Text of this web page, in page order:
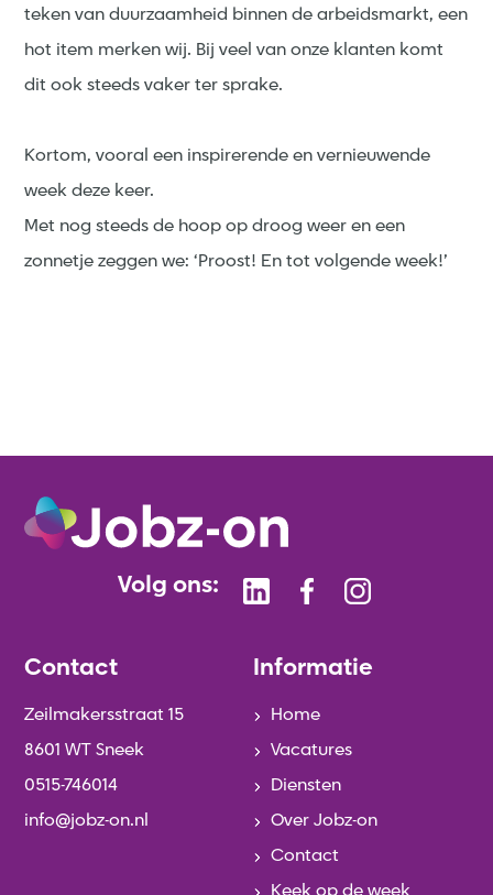
teken van duurzaamheid binnen de arbeidsmarkt, een
hot item merken wij. Bij veel van onze klanten komt
dit ook steeds vaker ter sprake.
Kortom, vooral een inspirerende en vernieuwende
week deze keer.
Met nog steeds de hoop op droog weer en een
zonnetje zeggen we: ‘Proost! En tot volgende week!’
Volg ons:
Contact
Zeilmakersstraat 15
8601 WT Sneek
0515-746014
info@jobz-on.nl
Informatie
Home
Vacatures
Diensten
Over Jobz-on
Contact